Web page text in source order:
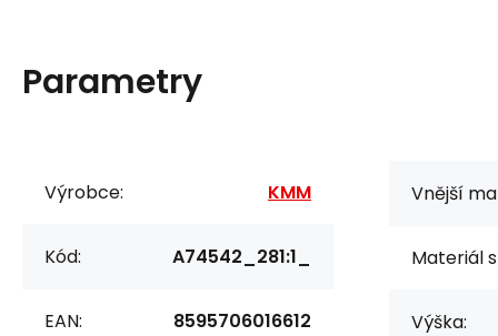
Parametry
Výrobce: KMM
Kód: A74542_281:1_
EAN: 8595706016612
Vnější
Materiál
Výška: